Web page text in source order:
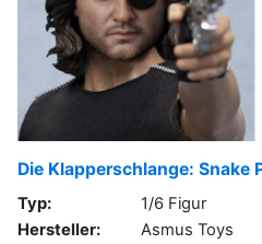
Die Klapperschlange: Snake
Typ:
1/6 Figur
Hersteller:
Asmus Toys